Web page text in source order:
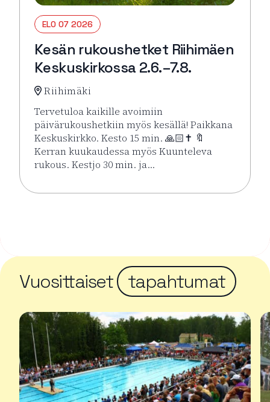
ELO 07 2026
Kesän rukoushetket Riihimäen
Keskuskirkossa 2.6.–7.8.
Riihimäki
Tervetuloa kaikille avoimiin
päivärukoushetkiin myös kesällä! Paikkana
Keskuskirkko. Kesto 15 min. 🙏🏻✝️ 🔖
Kerran kuukaudessa myös Kuunteleva
rukous. Kestjo 30 min. ja…
Lue lisää tapahtumasta Kesän rukoushetket
Vuosittaiset tapahtumat